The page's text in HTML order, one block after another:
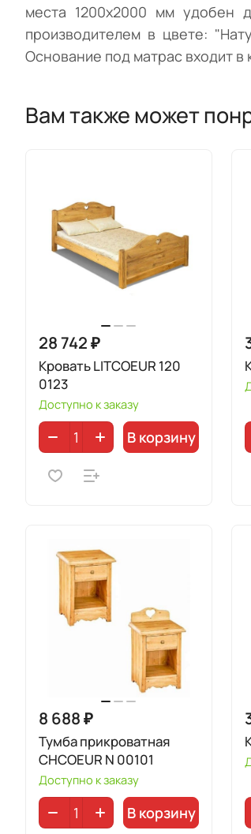
места 1200х2000 мм удобен
производителем в цвете:
Основание под матрас входит в
Вам также может
28 742 ₽
Кровать LITCOEUR 120
0123
Доступно к заказу
В корзину
8 688 ₽
Тумба прикроватная
CHCOEUR N 00101
Доступно к заказу
В корзину